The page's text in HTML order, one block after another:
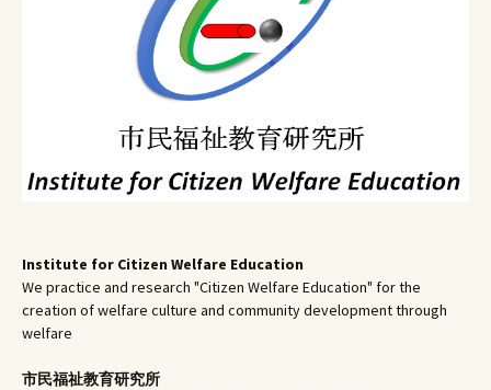
Institute for Citizen Welfare Education
We practice and research "Citizen Welfare Education" for the
creation of welfare culture and community development through
welfare
市民福祉教育研究所